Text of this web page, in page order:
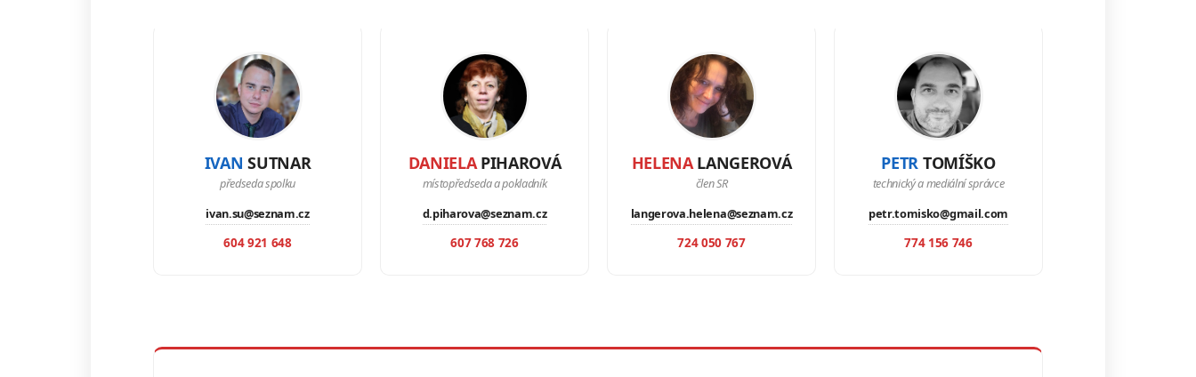
IVAN SUTNAR
předseda spolku
ivan.su@seznam.cz
604 921 648
DANIELAPIHAROVÁ
místopředseda a pokladník
d.piharova@seznam.cz
607 768 726
HELENALANGEROVÁ
člen SR
langerova.helena@seznam.cz
724 050 767
PETR TOMÍŠKO
technický a mediální správce
petr.tomisko@gmail.com
774 156 746